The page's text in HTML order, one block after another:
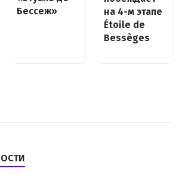
Бессеж»
на 4-м этапе
Étoile de
Bessèges